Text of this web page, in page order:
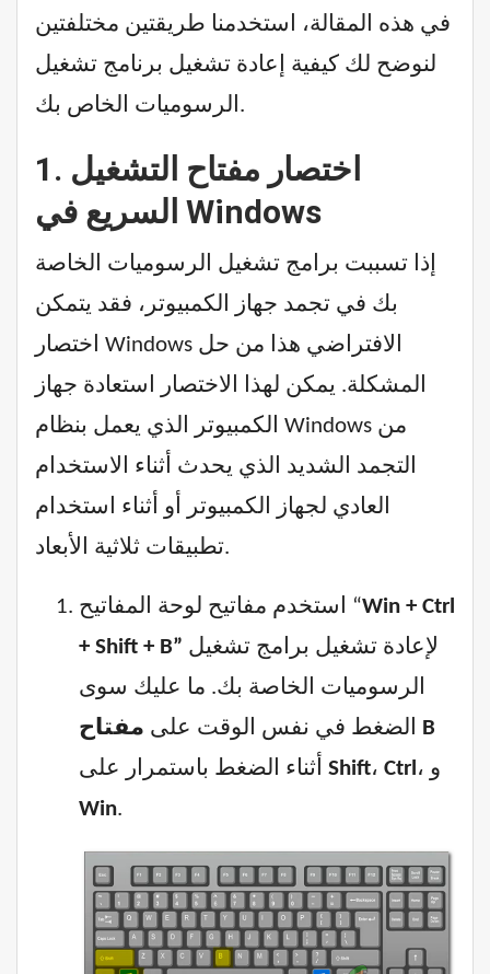
في هذه المقالة، استخدمنا طريقتين مختلفتين
لنوضح لك كيفية إعادة تشغيل برنامج تشغيل
الرسوميات الخاص بك.
1. اختصار مفتاح التشغيل
السريع في Windows
إذا تسببت برامج تشغيل الرسوميات الخاصة
بك في تجمد جهاز الكمبيوتر، فقد يتمكن
اختصار Windows الافتراضي هذا من حل
المشكلة. يمكن لهذا الاختصار استعادة جهاز
الكمبيوتر الذي يعمل بنظام Windows من
التجمد الشديد الذي يحدث أثناء الاستخدام
العادي لجهاز الكمبيوتر أو أثناء استخدام
تطبيقات ثلاثية الأبعاد.
استخدم مفاتيح لوحة المفاتيح “Win + Ctrl
+ Shift + B”
الرسوميات الخاصة بك. ما عليك سوى
الضغط في نفس الوقت على
مفتاح B
Shift، Ctrl
، و
Win.